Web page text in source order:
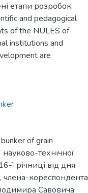
етапи розробок.
and pedagogical
of the NULES of
institutions and
are
of grain
технічної
ї річниці від дня
кореспондента
Савовича